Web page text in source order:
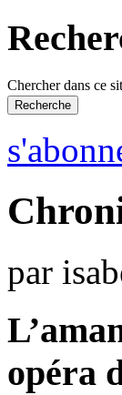
Chercher dans ce
par
opéra